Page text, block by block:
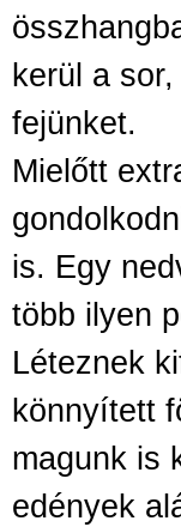
kerül a
fejünket.
Mielőtt
is. Egy
több ilyen
Léteznek
könnyített
magunk is
edények